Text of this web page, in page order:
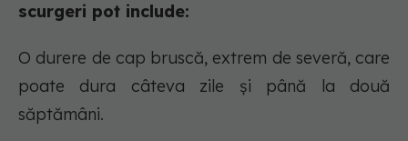
scurgeri pot include:
O durere de cap bruscă, extrem de severă, care
poate dura câteva zile și până la două
săptămâni.